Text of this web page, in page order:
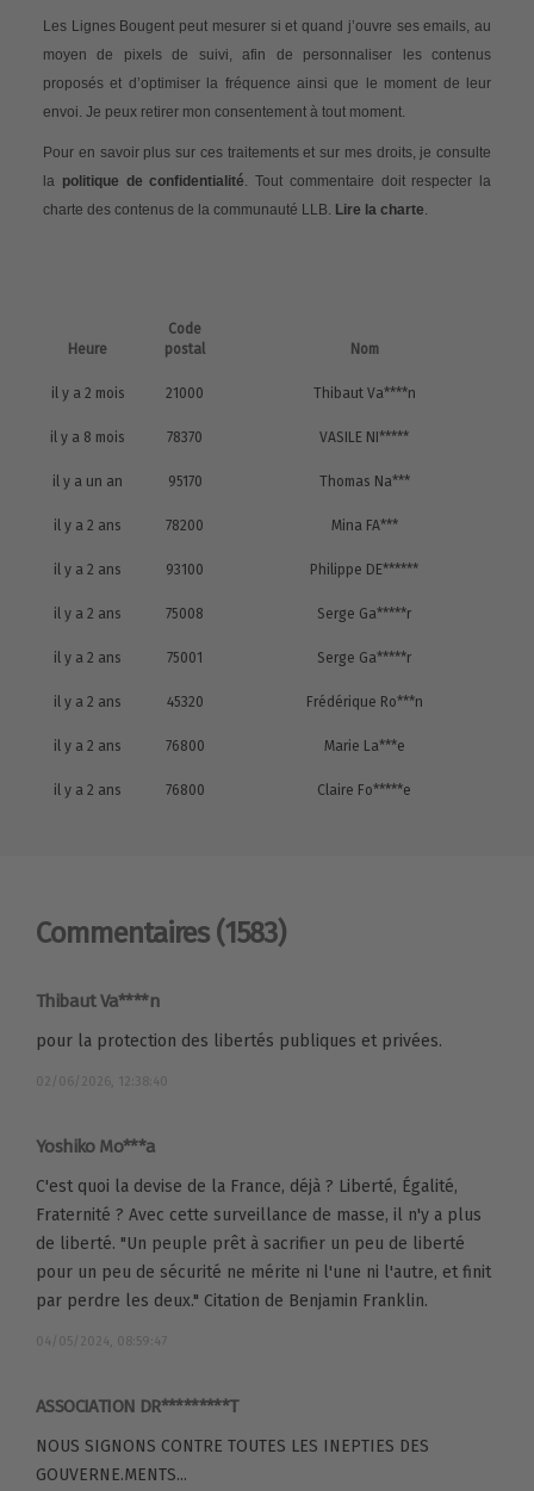
Les Lignes Bougent peut mesurer si et quand j’ouvre ses emails, au
moyen de pixels de suivi, afin de personnaliser les contenus
proposés et d’optimiser la fréquence ainsi que le moment de leur
envoi. Je peux retirer mon consentement à tout moment.
Pour en savoir plus sur ces traitements et sur mes droits, je consulte
la politique de confidentialité. Tout commentaire doit respecter la
charte des contenus de la communauté LLB. Lire la charte.
Heure
Code
postal
Nom
il y a 2 mois 21000 Thibaut Va****n
il y a 8 mois 78370 VASILE NI*****
il y a un an 95170 Thomas Na***
il y a 2 ans 78200 Mina FA***
il y a 2 ans 93100 Philippe DE******
il y a 2 ans 75008 Serge Ga*****r
il y a 2 ans 75001 Serge Ga*****r
il y a 2 ans 45320 Frédérique Ro***n
il y a 2 ans 76800 Marie La***e
il y a 2 ans 76800 Claire Fo*****e
Commentaires (1583)
Thibaut Va****n
pour la protection des libertés publiques et privées.
02/06/2026, 12:38:40
Yoshiko Mo***a
C'est quoi la devise de la France, déjà ? Liberté, Égalité,
Fraternité ? Avec cette surveillance de masse, il n'y a plus
de liberté. "Un peuple prêt à sacrifier un peu de liberté
pour un peu de sécurité ne mérite ni l'une ni l'autre, et finit
par perdre les deux." Citation de Benjamin Franklin.
04/05/2024, 08:59:47
ASSOCIATION DR*********T
NOUS SIGNONS CONTRE TOUTES LES INEPTIES DES
GOUVERNE.MENTS...